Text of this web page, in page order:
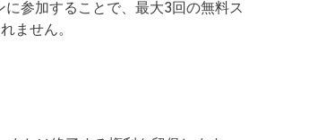
参加することで、最大3回の無料ス
ません。